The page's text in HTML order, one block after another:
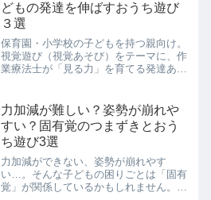
どもの発達を伸ばすおうち遊び
３選
保育園・小学校の子どもを持つ親向け。
視覚遊び（視覚あそび）をテーマに、作
業療法士が「見る力」を育てる発達あそ
力加減が難しい？姿勢が崩れや
すい？固有覚のつまずきとおう
ち遊び3選
力加減ができない、姿勢が崩れやす
い…。そんな子どもの困りごとは「固有
覚」が関係しているかもしれません。作